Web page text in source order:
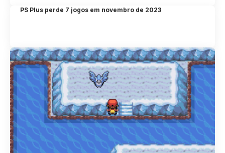
PS Plus perde 7 jogos em novembro de 2023